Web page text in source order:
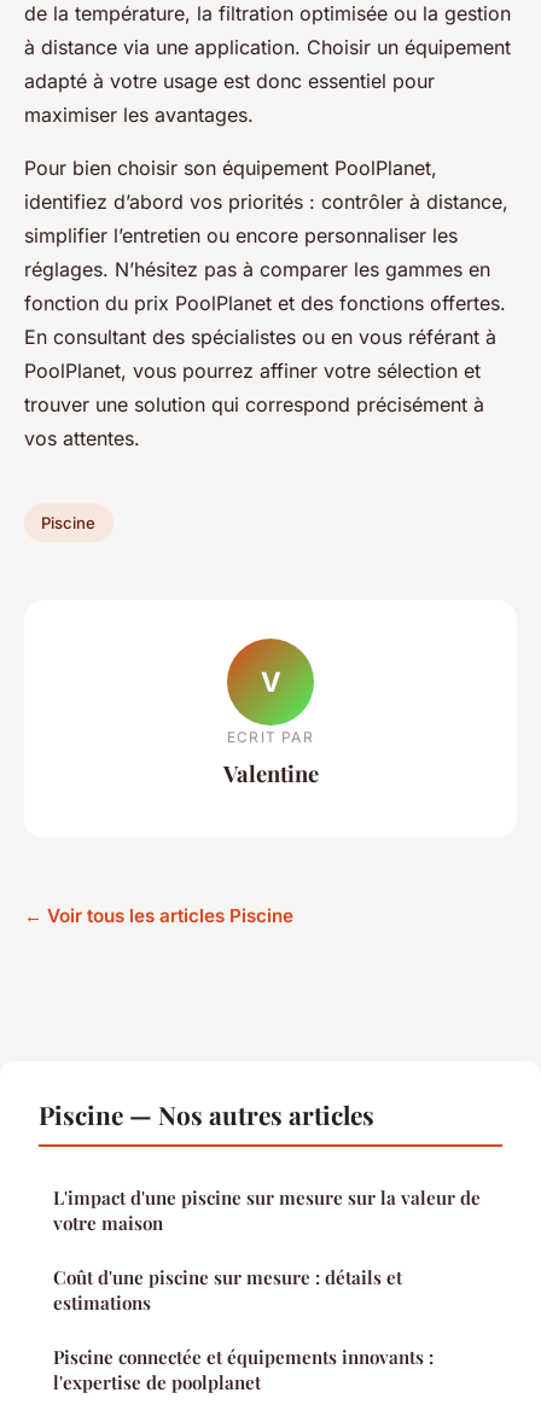
de la température, la filtration optimisée ou la gestion
à distance via une application. Choisir un équipement
adapté à votre usage est donc essentiel pour
maximiser les avantages.
Pour bien choisir son équipement PoolPlanet,
identifiez d’abord vos priorités : contrôler à distance,
simplifier l’entretien ou encore personnaliser les
réglages. N’hésitez pas à comparer les gammes en
fonction du prix PoolPlanet et des fonctions offertes.
En consultant des spécialistes ou en vous référant à
PoolPlanet, vous pourrez affiner votre sélection et
trouver une solution qui correspond précisément à
vos attentes.
Piscine
V
ECRIT PAR
Valentine
← Voir tous les articles Piscine
Piscine — Nos autres articles
L'impact d'une piscine sur mesure sur la valeur de
votre maison
Coût d'une piscine sur mesure : détails et
estimations
Piscine connectée et équipements innovants :
l'expertise de poolplanet